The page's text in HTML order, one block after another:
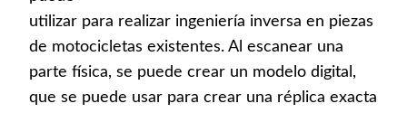
utilizar para realizar ingeniería inversa en piezas
de motocicletas existentes. Al escanear una
parte física, se puede crear un modelo digital,
que se puede usar para crear una réplica exacta